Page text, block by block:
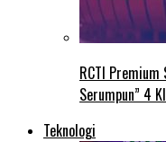
RCTI
Serumpun” 4
Teknologi